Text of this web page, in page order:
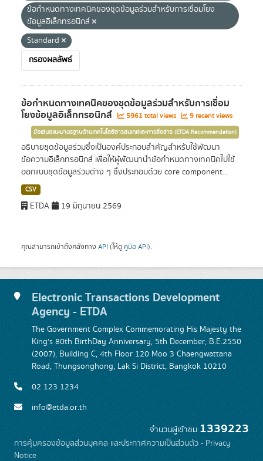
ข้อกำหนดทางเทคนิคของชุดข้อมูลร่วมสำหรับการเชื่อมโยง
ข้อมูลอิเล็กทรอนิกส์
Standard
กรองผลลัพธ์
ข้อกำหนดทางเทคนิคของชุดข้อมูลร่วมสำหรับการเชื่อม
โยงข้อมูลอิเล็กทรอนิกส์ 5961 total views 9 recent views
ข้อเสนอแนะมาตรฐานด้านเทคโนโลยีสารสนเทศและการสื่อสาร (ETDA Recommendation)
อธิบายชุดข้อมูลร่วมซึ่งเป็นองค์ประกอบสำคัญสำหรับใช้พัฒนา
ข้อความอิเล็กทรอนิกส์ เพื่อให้ผู้พัฒนานำข้อกำหนดทางเทคนิคไปใช้
ออกแบบชุดข้อมูลร่วมต่าง ๆ ซึ่งประกอบด้วย core component...
CSV
ETDA 19 มิถุนายน 2569
คุณสามารถเข้าถึงคลังทาง API (ให้ดู คู่มือ API).
Electronic Transactions Development
Agency - ETDA
The Government Complex Commemorating His Majesty the
King's 80th BirthDay Anniversary, 5th December, B.E.2550
(2007), Building C, 4th Floor 120 Moo 3 Chaengwattana
Road, Thungsonghong, Lak Si District, Bangkok 10210
02 123 1234
info@etda.or.th
จำนวนผู้เข้าชม 1339223
การคุ้มครองข้อมูลส่วนบุคคล และประกาศความเป็นส่วนตัว - Privacy
Notice